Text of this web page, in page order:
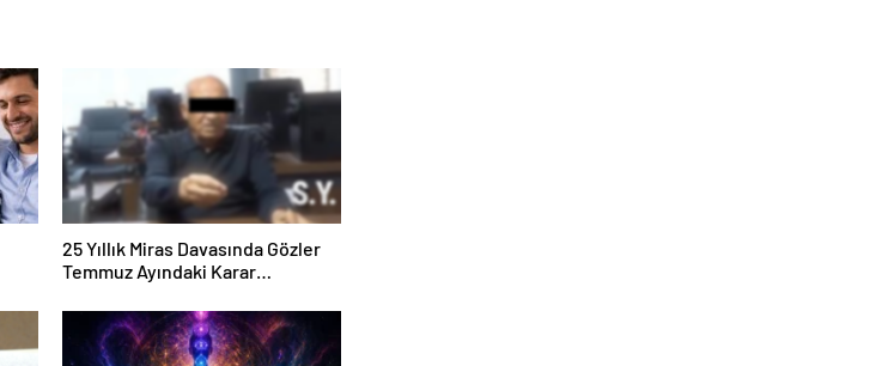
25 Yıllık Miras Davasında Gözler
Temmuz Ayındaki Karar